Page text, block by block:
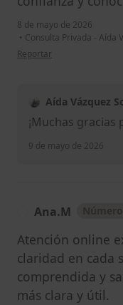
8 de mayo de 2026
• Consulta Privada - Aída
en opinión del usuario P.S
Reportar
Aída Vázquez
¡Muchas
9 de mayo de 2026
Ana.M
Atención online
claridad en cada
comprendida y
más clara y útil.